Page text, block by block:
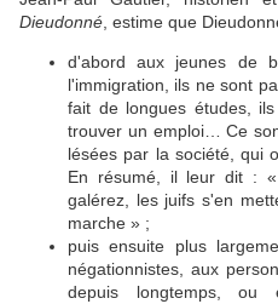
Dieudonné , estime que
d'abord aux jeunes de
l'immigration, ils ne sont
fait de longues études,
trouver un emploi… Ce
lésées par la société, qui
En résumé, il leur dit :
galérez, les juifs s'en
marche » ;
puis ensuite plus
négationnistes, aux
depuis longtemps, ou